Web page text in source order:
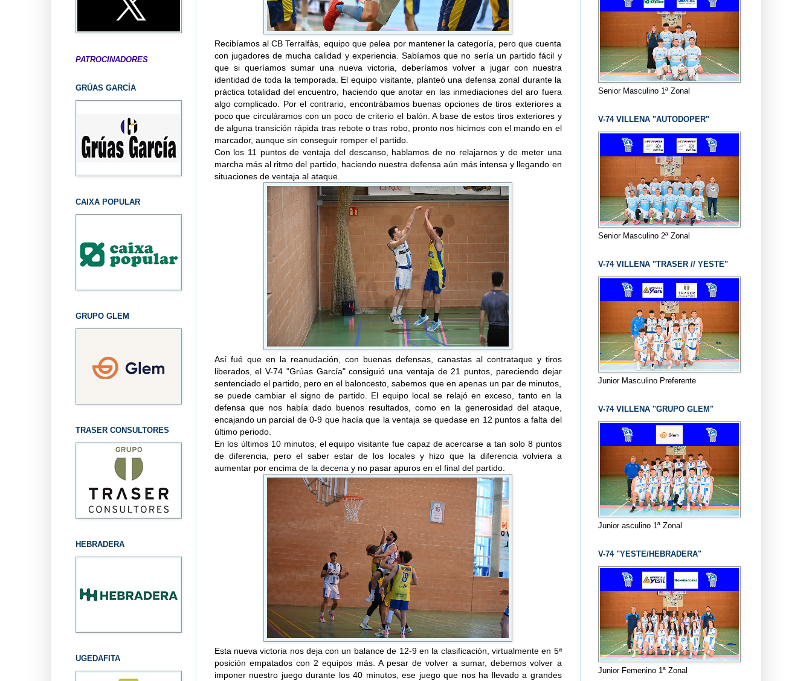
Recibíamos al CB Terralfàs, equipo que pelea por mantener la categoría, pero que cuenta
con jugadores de mucha calidad y experiencia. Sabíamos que no sería un partido fácil y
que si queríamos sumar una nueva victoria, deberíamos volver a jugar con nuestra
identidad de toda la temporada. El equipo visitante, planteó una defensa zonal durante la
práctica totalidad del encuentro, haciendo que anotar en las inmediaciones del aro fuera
algo complicado. Por el contrario, encontrábamos buenas opciones de tiros exteriores a
poco que circuláramos con un poco de criterio el balón. A base de estos tiros exteriores y
de alguna transición rápida tras rebote o tras robo, pronto nos hicimos con el mando en el
marcador, aunque sin conseguir romper el partido.
Con los 11 puntos de ventaja del descanso, hablamos de no relajarnos y de meter una
marcha más al ritmo del partido, haciendo nuestra defensa aún más intensa y llegando en
situaciones de ventaja al ataque.
Así fué que en la reanudación, con buenas defensas, canastas al contrataque y tiros
liberados, el V-74 "Grúas García" consiguió una ventaja de 21 puntos, pareciendo dejar
sentenciado el partido, pero en el baloncesto, sabemos que en apenas un par de minutos,
se puede cambiar el signo de partido. El equipo local se relajó en exceso, tanto en la
defensa que nos había dado buenos resultados, como en la generosidad del ataque,
encajando un parcial de 0-9 que hacía que la ventaja se quedase en 12 puntos a falta del
último periodo.
En los últimos 10 minutos, el equipo visitante fue capaz de acercarse a tan solo 8 puntos
de diferencia, pero el saber estar de los locales y hizo que la diferencia volviera a
aumentar por encima de la decena y no pasar apuros en el final del partido.
Esta nueva victoria nos deja con un balance de 12-9 en la clasificación, virtualmente en 5ª
posición empatados con 2 equipos más. A pesar de volver a sumar, debemos volver a
imponer nuestro juego durante los 40 minutos, ese juego que nos ha llevado a grandes
PATROCINADORES
GRÚAS GARCÍA
CAIXA POPULAR
GRUPO GLEM
TRASER CONSULTORES
HEBRADERA
UGEDAFITA
Senior Masculino 1ª Zonal
V-74 VILLENA "AUTODOPER"
Senior Masculino 2ª Zonal
V-74 VILLENA "TRASER // YESTE"
Junior Masculino Preferente
V-74 VILLENA "GRUPO GLEM"
Junior asculino 1ª Zonal
V-74 "YESTE/HEBRADERA"
Junior Femenino 1ª Zonal